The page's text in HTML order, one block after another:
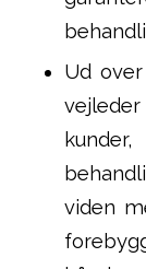
Ud
viden